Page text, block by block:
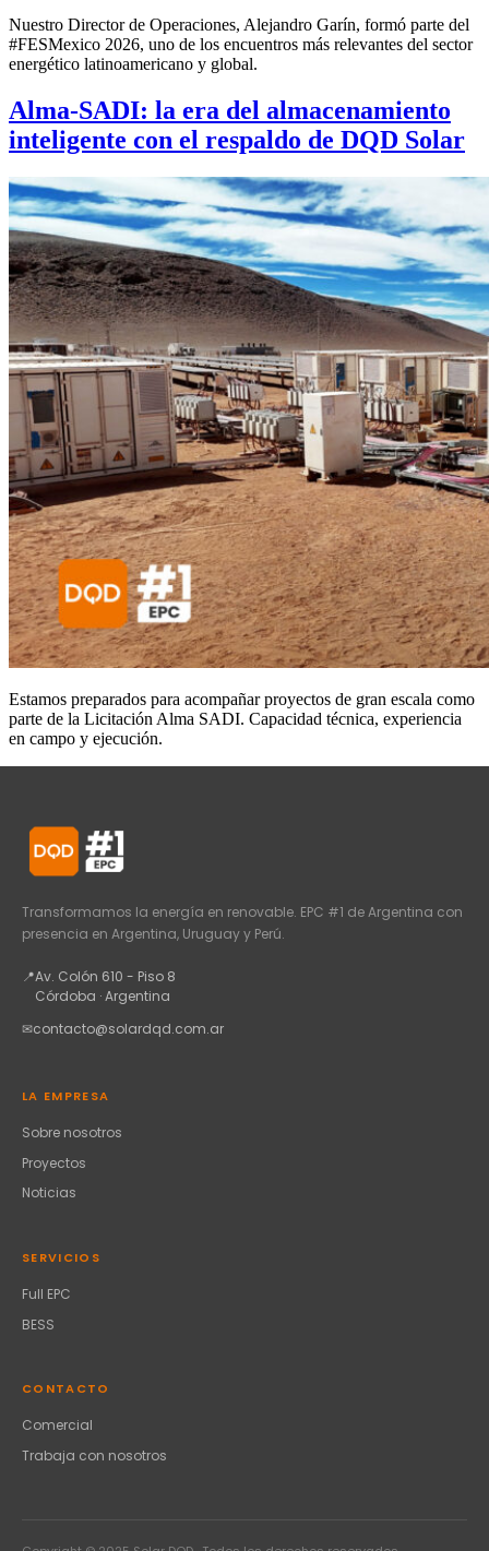
Nuestro Director de Operaciones, Alejandro Garín, formó parte del
#FESMexico 2026, uno de los encuentros más relevantes del sector
energético latinoamericano y global.
Alma-SADI: la era del almacenamiento
inteligente con el respaldo de DQD Solar
Estamos preparados para acompañar proyectos de gran escala como
parte de la Licitación Alma SADI. Capacidad técnica, experiencia
en campo y ejecución.
Transformamos la energía en renovable. EPC #1 de Argentina con
presencia en Argentina, Uruguay y Perú.
📍Av. Colón 610 - Piso 8
Córdoba · Argentina
✉contacto@solardqd.com.ar
LA EMPRESA
Sobre nosotros
Proyectos
Noticias
SERVICIOS
Full EPC
BESS
CONTACTO
Comercial
Trabaja con nosotros